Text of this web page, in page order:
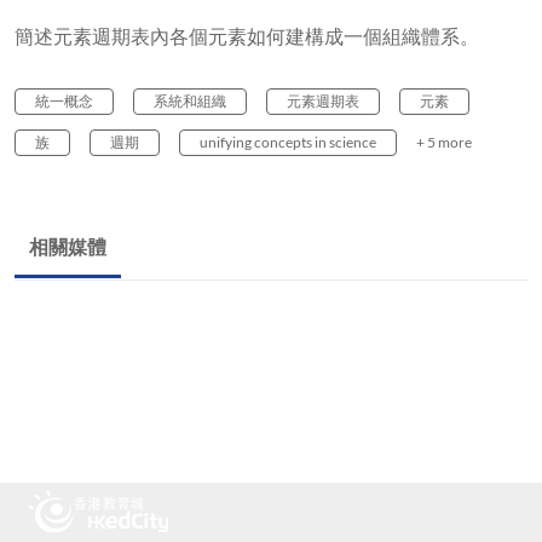
簡述元素週期表內各個元素如何建構成一個組織體系。
統一概念 系統和組織 元素週期表 元素
族 週期 unifying concepts in science + 5 more
相關媒體